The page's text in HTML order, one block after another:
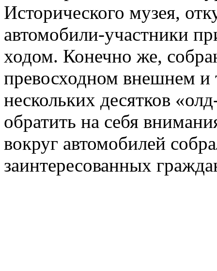
Исторического музея,
автомобили-участники
ходом. Конечно же,
превосходном внешнем и
нескольких десятков
обратить на себя
вокруг автомобилей
заинтересованных